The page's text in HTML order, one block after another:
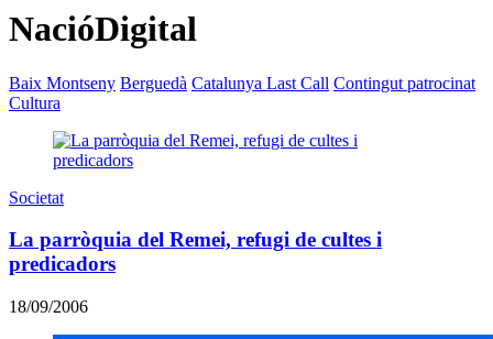
NacióDigital
Baix Montseny Berguedà Catalunya Last Call Contingut patrocinat
Cultura
Societat
La parròquia del Remei, refugi de cultes i
predicadors
18/09/2006